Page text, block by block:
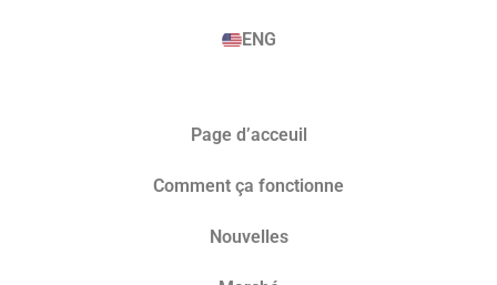
ENG
Page d’acceuil
Comment ça fonctionne
Nouvelles